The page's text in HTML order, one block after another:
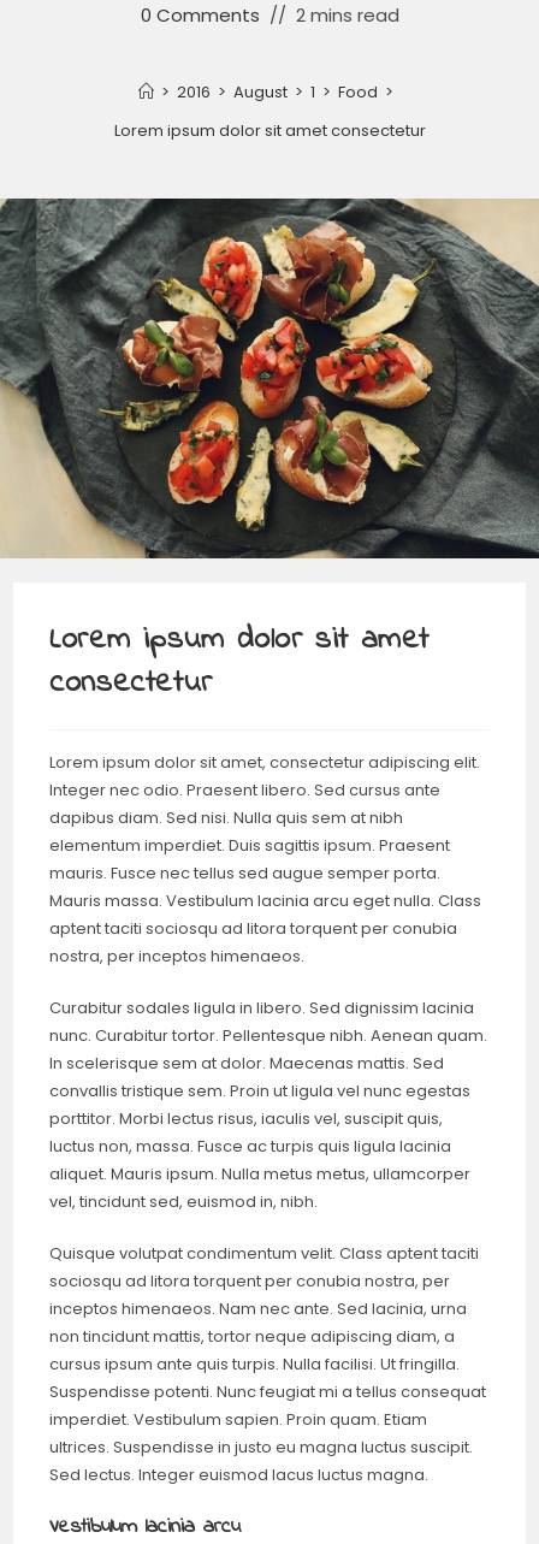
0 Comments
2 mins read
> 2016 > August > 1 > Food >
Lorem ipsum dolor sit amet consectetur
Lorem ipsum dolor sit amet
consectetur
Lorem ipsum dolor sit amet, consectetur adipiscing elit.
Integer nec odio. Praesent libero. Sed cursus ante
dapibus diam. Sed nisi. Nulla quis sem at nibh
elementum imperdiet. Duis sagittis ipsum. Praesent
mauris. Fusce nec tellus sed augue semper porta.
Mauris massa. Vestibulum lacinia arcu eget nulla. Class
aptent taciti sociosqu ad litora torquent per conubia
nostra, per inceptos himenaeos.
Curabitur sodales ligula in libero. Sed dignissim lacinia
nunc. Curabitur tortor. Pellentesque nibh. Aenean quam.
In scelerisque sem at dolor. Maecenas mattis. Sed
convallis tristique sem. Proin ut ligula vel nunc egestas
porttitor. Morbi lectus risus, iaculis vel, suscipit quis,
luctus non, massa. Fusce ac turpis quis ligula lacinia
aliquet. Mauris ipsum. Nulla metus metus, ullamcorper
vel, tincidunt sed, euismod in, nibh.
Quisque volutpat condimentum velit. Class aptent taciti
sociosqu ad litora torquent per conubia nostra, per
inceptos himenaeos. Nam nec ante. Sed lacinia, urna
non tincidunt mattis, tortor neque adipiscing diam, a
cursus ipsum ante quis turpis. Nulla facilisi. Ut fringilla.
Suspendisse potenti. Nunc feugiat mi a tellus consequat
imperdiet. Vestibulum sapien. Proin quam. Etiam
ultrices. Suspendisse in justo eu magna luctus suscipit.
Sed lectus. Integer euismod lacus luctus magna.
Vestibulum lacinia arcu